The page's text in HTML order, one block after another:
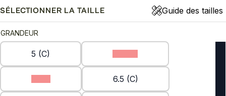
SÉLECTIONNER LA TAILLE Guide des tailles
GRANDEUR
5 (C)
6.5 (C)